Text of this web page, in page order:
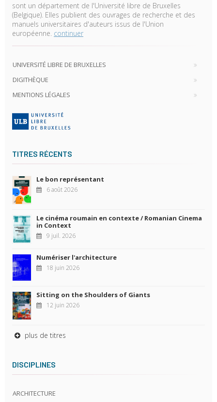
sont un département de l'Université libre de Bruxelles
(Belgique). Elles publient des ouvrages de recherche et des
manuels universitaires d'auteurs issus de l'Union
européenne. continuer
UNIVERSITÉ LIBRE DE BRUXELLES
DIGITHÈQUE
MENTIONS LÉGALES
TITRES RÉCENTS
Le bon représentant
6 août 2026
Le cinéma roumain en contexte / Romanian Cinema
in Context
9 juil. 2026
Numériser l'architecture
18 juin 2026
Sitting on the Shoulders of Giants
12 juin 2026
plus de titres
DISCIPLINES
ARCHITECTURE